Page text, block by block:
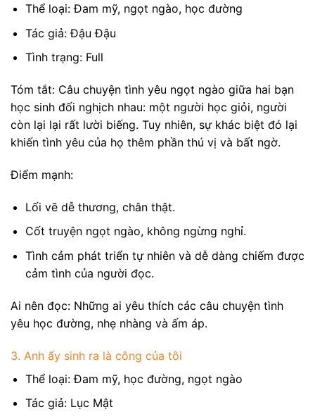
Thể loại: Đam mỹ, ngọt ngào, học đường
Tác giả: Đậu Đậu
Tình trạng: Full
Tóm tắt: Câu chuyện tình yêu ngọt ngào giữa hai bạn
học sinh đối nghịch nhau: một người học giỏi, người
còn lại lại rất lười biếng. Tuy nhiên, sự khác biệt đó lại
khiến tình yêu của họ thêm phần thú vị và bất ngờ.
Điểm mạnh:
Lối vẽ dễ thương, chân thật.
Cốt truyện ngọt ngào, không ngừng nghỉ.
Tình cảm phát triển tự nhiên và dễ dàng chiếm được
cảm tình của người đọc.
Ai nên đọc: Những ai yêu thích các câu chuyện tình
yêu học đường, nhẹ nhàng và ấm áp.
3. Anh ấy sinh ra là công của tôi
Thể loại: Đam mỹ, học đường, ngọt ngào
Tác giả: Lục Mật